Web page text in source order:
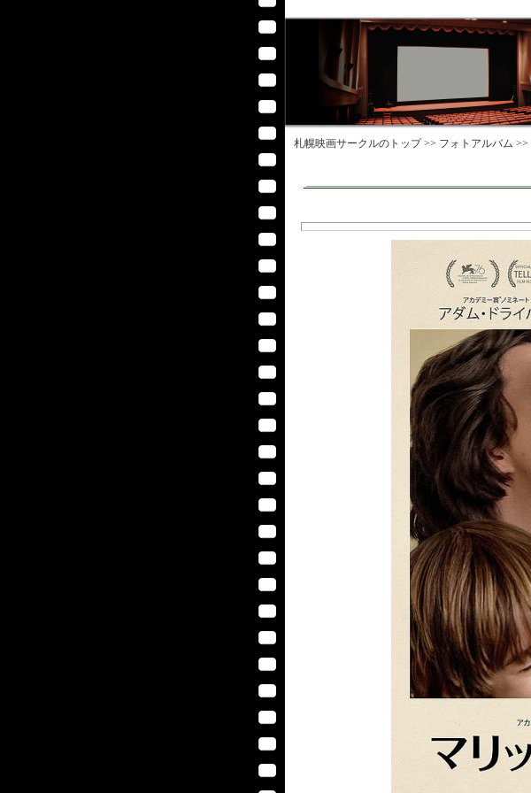
札幌映画サークルのトップ >> フォトアルバム >>